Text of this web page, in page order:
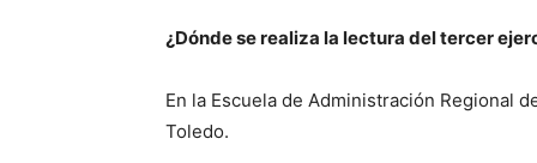
¿Dónde se realiza la lectura del tercer
En la Escuela de Administración Regional
Toledo.